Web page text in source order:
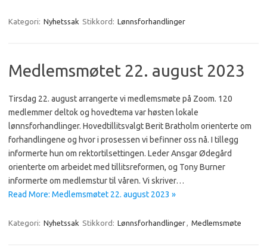
Kategori: Nyhetssak Stikkord: Lønnsforhandlinger
Medlemsmøtet 22. august 2023
Tirsdag 22. august arrangerte vi medlemsmøte på Zoom. 120
medlemmer deltok og hovedtema var høsten lokale
lønnsforhandlinger. Hovedtillitsvalgt Berit Bratholm orienterte om
forhandlingene og hvor i prosessen vi befinner oss nå. I tillegg
informerte hun om rektortilsettingen. Leder Ansgar Ødegård
orienterte om arbeidet med tillitsreformen, og Tony Burner
informerte om medlemstur til våren. Vi skriver…
Read More: Medlemsmøtet 22. august 2023 »
Kategori: Nyhetssak Stikkord: Lønnsforhandlinger, Medlemsmøte